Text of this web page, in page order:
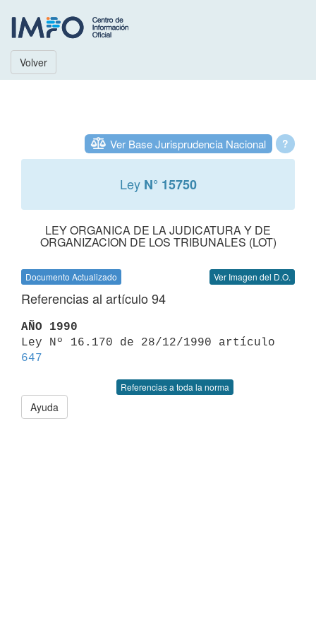
Volver
?
Ver Base Jurisprudencia Nacional
Ley N° 15750
LEY ORGANICA DE LA JUDICATURA Y DE
ORGANIZACION DE LOS TRIBUNALES (LOT)
Documento Actualizado Ver Imagen del D.O.
Referencias al artículo 94
AÑO 1990
647
Referencias a toda la norma
Ayuda